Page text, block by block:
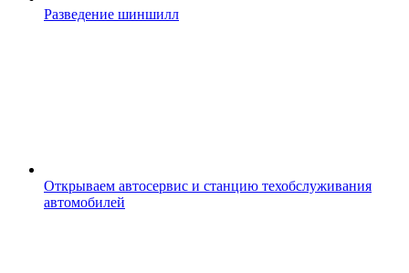
Разведение шиншилл
Открываем автосервис и станцию техобслуживания
автомобилей